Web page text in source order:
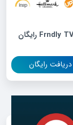
دریافت رایگان